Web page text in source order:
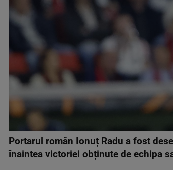
Portarul român Ionuț Radu a fost
înaintea victoriei obținute de echipa